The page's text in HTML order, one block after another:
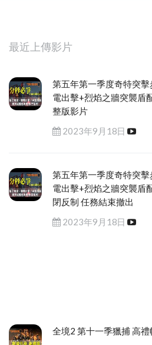
最近上傳影片
第五年第一季度奇特突
電出擊+烈焰之牆突襲盾
整版影片
2023年9月18日
第五年第一季度奇特突
電出擊+烈焰之牆突襲盾
閉反制 任務結束撤出
2023年9月18日
全境2 第十一季獵捕 高禮